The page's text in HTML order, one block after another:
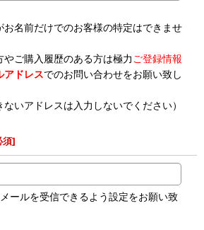
お名前だけでのお客様の特定はできませ
ご購入履歴のある方は極力 ご登録情報
アドレスでのお問い合わせをお願い致し
ないアドレスは入力しないでください）
須]
ールを受信できるよう設定をお願い致